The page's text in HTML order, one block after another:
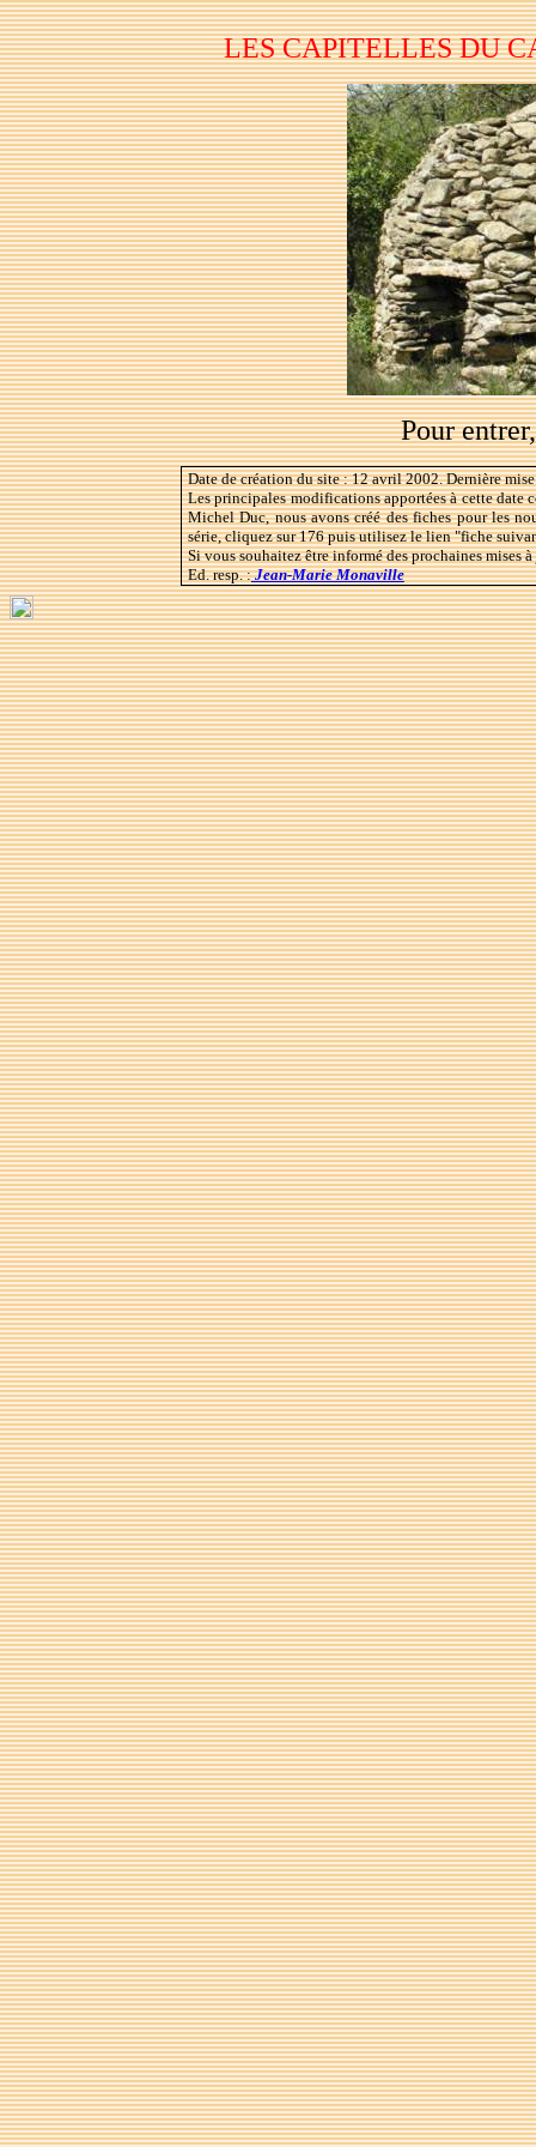
LES CAPITELLES DU
Pour
Date de création du site : 12 avril 2002. Dernière
Les principales modifications apportées à cette
Michel Duc, nous avons créé des fiches pour les
série, cliquez sur 176 puis utilisez le lien "fiche
Si vous souhaitez être informé des prochaines mises
Ed. resp. :Jean-Marie Monaville